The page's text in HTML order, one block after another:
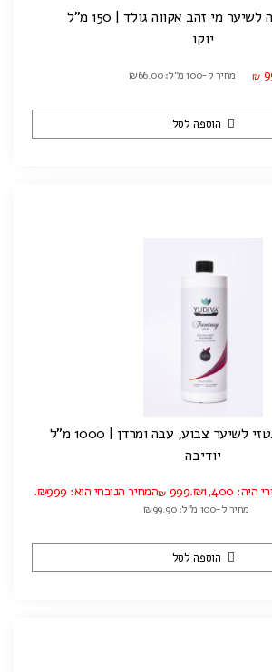
מי זהב אקווה גולד | 150 מ"ל
יוקו
₪ מחיר ל-100 מ"ל: ₪66.00
הוספה לסל
צבוע, עבה ומרדן | 1000 מ"ל
יודיבה
₪1,400.
₪ 999 המחיר הנוכחי הוא: ₪999.
מחיר ל-100 מ"ל: ₪99.90
הוספה לסל